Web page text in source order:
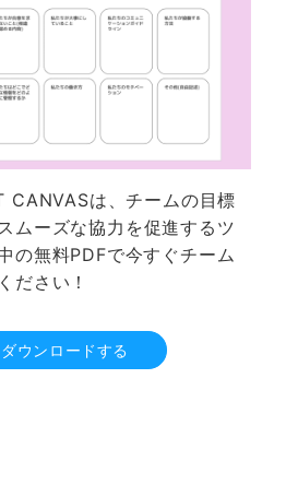
CANVASは、チームの目標
ムーズな協力を促進するツ
の無料PDFで今すぐチーム
ださい！
ウンロードする